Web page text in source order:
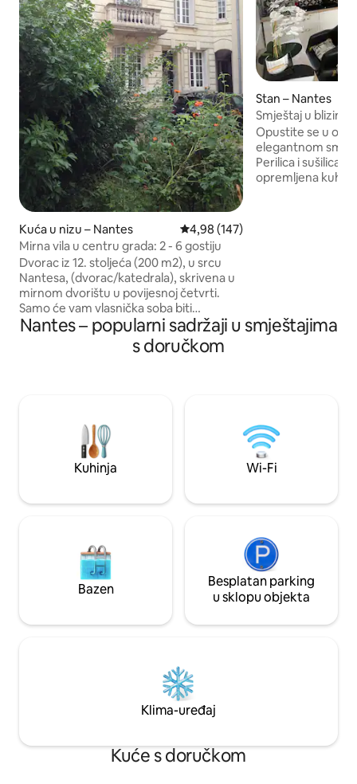
Kuća u nizu – Nantes Prosječna ocjena: 4,98/5,
4,98 (147)
Mirna vila u centru grada: 2 - 6 gostiju
Dvorac iz 12. stoljeća (200 m2), u srcu
Nantesa, (dvorac/katedrala), skrivena u
mirnom dvorištu u povijesnoj četvrti.
Samo će vam vlasnička soba biti
zatvorena. – Prilikom ugovaranja
rezervacije navedite broj gostiju (1
spavaća soba s velikim bračnim
kaučom na razvlačenje) - Profesionalni
putnici koji rezerviraju smještaj u
neposrednoj blizini centra grada i
kongresnih centara - PRM nije
Stan – Nantes
Smještaj u blizini
Opustite se u
elegantnom
Perilica i sušilica -
opremljena kuhinja: Nespresso,
Autobus 23 / 3
Nantes – popularni sadržaji u smještajima
s doručkom
Kuhinja Wi-Fi
Bazen
Besplatan parking
u sklopu objekta
Klima-uređaj
Kuće s doručkom